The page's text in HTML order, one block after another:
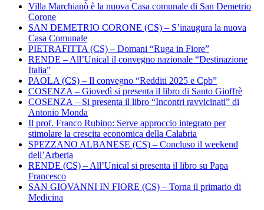
Villa Marchianò è la nuova Casa comunale di San Demetrio
Corone
SAN DEMETRIO CORONE (CS) – S’inaugura la nuova
Casa Comunale
PIETRAFITTA (CS) – Domani “Ruga in Fiore”
RENDE – All’Unical il convegno nazionale “Destinazione
Italia”
PAOLA (CS) – Il convegno “Redditi 2025 e Cpb”
COSENZA – Giovedì si presenta il libro di Santo Gioffrè
COSENZA – Si presenta il libro “Incontri ravvicinati” di
Antonio Monda
Il prof. Franco Rubino: Serve approccio integrato per
stimolare la crescita economica della Calabria
SPEZZANO ALBANESE (CS) – Concluso il weekend
dell’Arberia
RENDE (CS) – All’Unical si presenta il libro su Papa
Francesco
SAN GIOVANNI IN FIORE (CS) – Torna il primario di
Medicina